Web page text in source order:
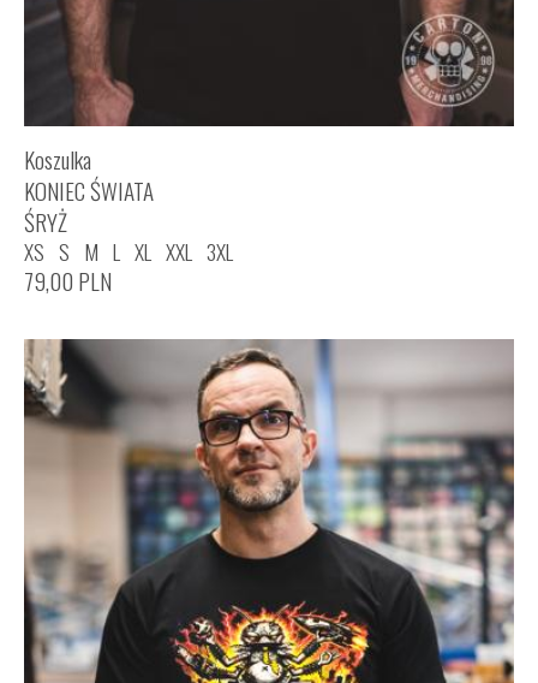
Koszulka
KONIEC ŚWIATA
ŚRYŻ
XS S M L XL XXL 3XL
79,00 PLN